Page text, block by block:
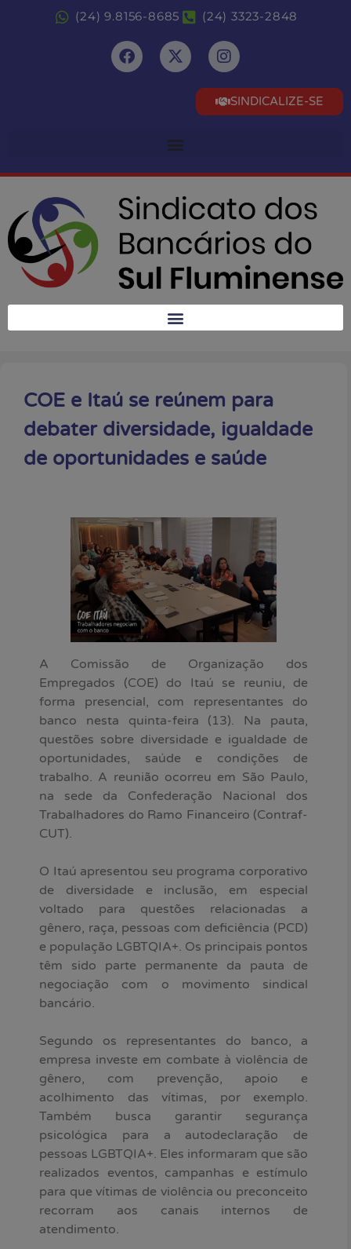
(24) 9.8156-8685 (24) 3323-2848
SINDICALIZE-SE
COE e Itaú se reúnem para
debater diversidade, igualdade
de oportunidades e saúde
A Comissão de Organização dos
Empregados (COE) do Itaú se reuniu, de
forma presencial, com representantes do
banco nesta quinta-feira (13). Na pauta,
questões sobre diversidade e igualdade de
oportunidades, saúde e condições de
trabalho. A reunião ocorreu em São Paulo,
na sede da Confederação Nacional dos
Trabalhadores do Ramo Financeiro (Contraf-
CUT).
O Itaú apresentou seu programa corporativo
de diversidade e inclusão, em especial
voltado para questões relacionadas a
gênero, raça, pessoas com deficiência (PCD)
e população LGBTQIA+. Os principais pontos
têm sido parte permanente da pauta de
negociação com o movimento sindical
bancário.
Segundo os representantes do banco, a
empresa investe em combate à violência de
gênero, com prevenção, apoio e
acolhimento das vítimas, por exemplo.
Também busca garantir segurança
psicológica para a autodeclaração de
pessoas LGBTQIA+. Eles informaram que são
realizados eventos, campanhas e estímulo
para que vítimas de violência ou preconceito
recorram aos canais internos de
atendimento.